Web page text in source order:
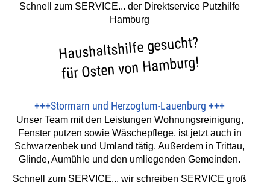
Schnell zum SERVICE... der Direktservice Putzhilfe
Hamburg
Haushaltshilfe gesucht?
für Osten von Hamburg!
+++Stormarn und Herzogtum-Lauenburg+++
Unser Team mit den Leistungen Wohnungsreinigung,
Fenster putzen sowie Wäschepflege, ist jetzt auch in
Schwarzenbek und Umland tätig. Außerdem in Trittau,
Glinde, Aumühle und den umliegenden Gemeinden.
Schnell zum SERVICE... wir schreiben SERVICE groß